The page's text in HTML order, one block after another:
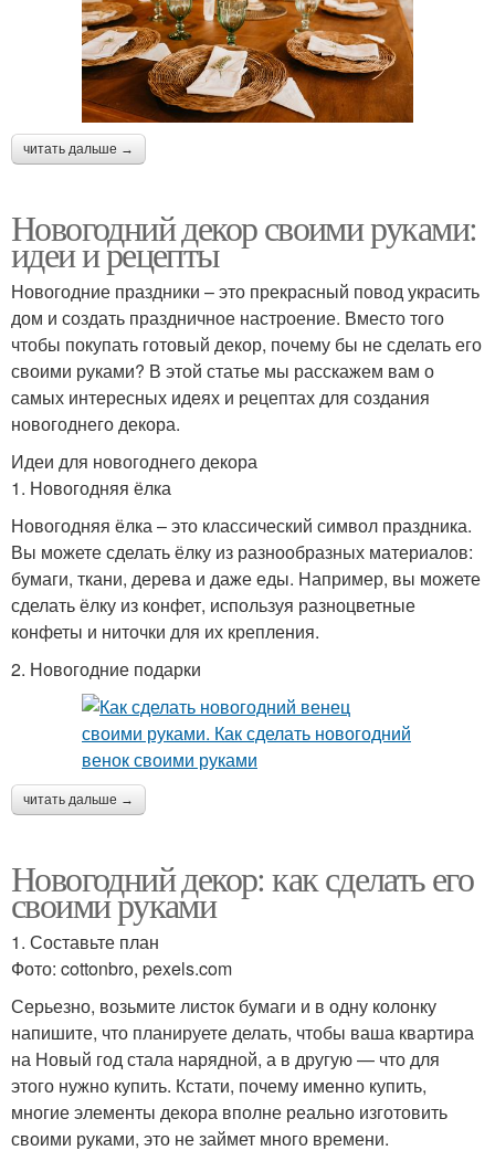
читать дальше →
Новогодний декор своими руками:
идеи и рецепты
Новогодние праздники – это прекрасный повод украсить
дом и создать праздничное настроение. Вместо того
чтобы покупать готовый декор, почему бы не сделать его
своими руками? В этой статье мы расскажем вам о
самых интересных идеях и рецептах для создания
новогоднего декора.
Идеи для новогоднего декора
1. Новогодняя ёлка
Новогодняя ёлка – это классический символ праздника.
Вы можете сделать ёлку из разнообразных материалов:
бумаги, ткани, дерева и даже еды. Например, вы можете
сделать ёлку из конфет, используя разноцветные
конфеты и ниточки для их крепления.
2. Новогодние подарки
читать дальше →
Новогодний декор: как сделать его
своими руками
1. Составьте план
Фото: cottonbro, pexels.com
Серьезно, возьмите листок бумаги и в одну колонку
напишите, что планируете делать, чтобы ваша квартира
на Новый год стала нарядной, а в другую — что для
этого нужно купить. Кстати, почему именно купить,
многие элементы декора вполне реально изготовить
своими руками, это не займет много времени.